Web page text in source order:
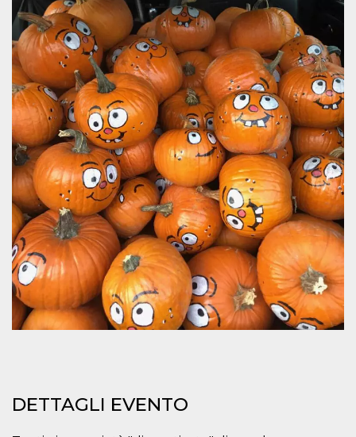
DETTAGLI EVENTO
dei pagamenti,
facilitando la
memorizzazione
dei contenuti
sul browser per
rendere le
pagine più
veloci.
CookieScriptConsent
CookieScript
oooh.events
4
settimane
2 giorni
Questo cookie
viene utilizzato
dal servizio
Cookie-
Script.com per
ricordare le
preferenze di
consenso sui
cookie dei
visitatori. È
necessario che il
banner dei
cookie di
Cookie-
Script.com
funzioni
correttamente.
Storage declaration
wpEmojiSettingsSupports
Session